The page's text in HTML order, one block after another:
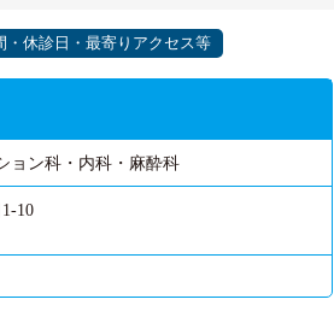
・休診日・最寄りアクセス等
ョン科・内科・麻酔科
10